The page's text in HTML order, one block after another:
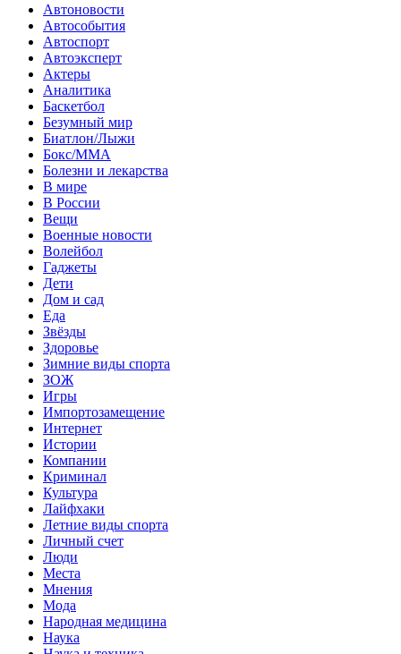
Автоновости
Автособытия
Автоспорт
Автоэксперт
Актеры
Аналитика
Баскетбол
Безумный мир
Биатлон/Лыжи
Бокс/MMA
Болезни и лекарства
В мире
В России
Вещи
Военные новости
Волейбол
Гаджеты
Дети
Дом и сад
Еда
Звёзды
Здоровье
Зимние виды спорта
ЗОЖ
Игры
Импортозамещение
Интернет
Истории
Компании
Криминал
Культура
Лайфхаки
Летние виды спорта
Личный счет
Люди
Места
Мнения
Мода
Народная медицина
Наука